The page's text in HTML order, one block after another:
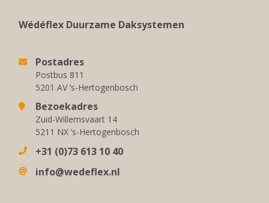
Wédéflex Duurzame Daksystemen
Postadres
Postbus 811
5201 AV ‘s-Hertogenbosch
Bezoekadres
Zuid-Willemsvaart 14
5211 NX ‘s-Hertogenbosch
+31 (0)73 613 10 40
info@wedeflex.nl